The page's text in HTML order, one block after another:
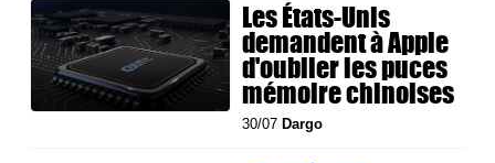
Les États-Unis
demandent à Apple
d'oublier les puces
mémoire chinoises
30/07 Dargo